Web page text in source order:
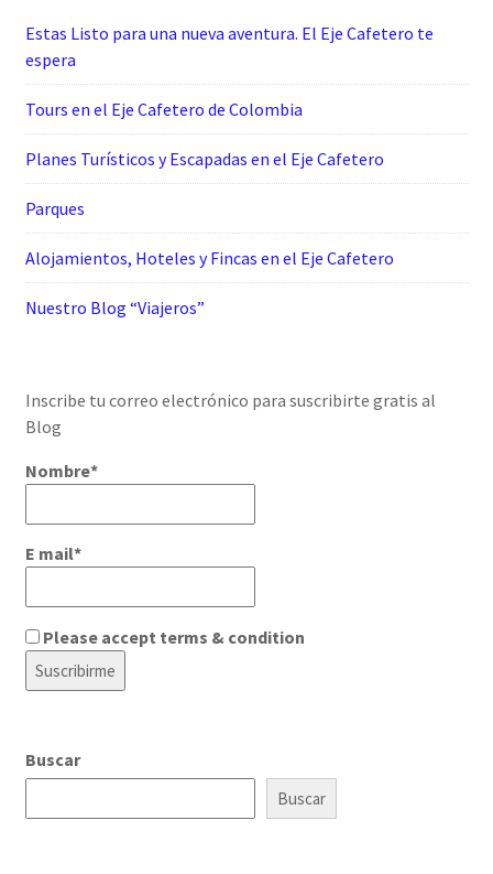
Estas Listo para una nueva aventura. El Eje Cafetero te
espera
Tours en el Eje Cafetero de Colombia
Planes Turísticos y Escapadas en el Eje Cafetero
Parques
Alojamientos, Hoteles y Fincas en el Eje Cafetero
Nuestro Blog “Viajeros”
Inscribe tu correo electrónico para suscribirte gratis al
Blog
Nombre*
E mail*
Please accept terms & condition
Buscar
Buscar